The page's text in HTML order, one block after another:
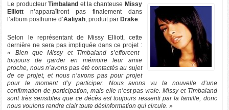
Le producteurTimbaland et la chanteuse Missy
Elliott n’apparaîtront pas finalement dans
l’album posthume d’Aaliyah, produit par Drake.
Selon le représentant de Missy Elliott, cette
dernière ne sera pas impliquée dans ce projet :
« Bien que Missy et Timbaland s’efforcent
toujours de garder en mémoire leur amie
proche, nous n’avons pas été contactés au sujet
de ce projet, et nous n’avons pas pour projet
pour le moment d’y participer. Nous avons vu la nouvelle d’une
confirmation de participation, mais elle n’est pas vraie. Missy et Timbaland
sont très sensibles que ce décès est toujours ressenti par la famille, donc
nous voulons rendre clair toute désinformation qui circule. »